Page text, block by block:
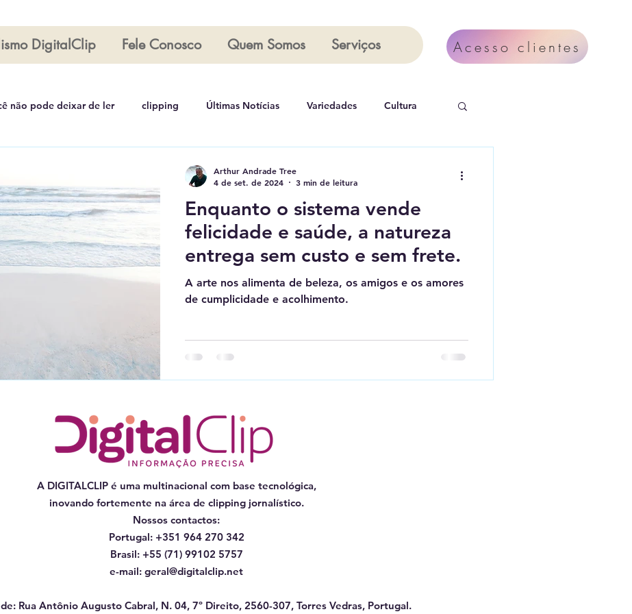
DigitalClip Fele Conosco Quem Somos Serviços Acesso clientes
não pode deixar de ler clipping Últimas Notícias Variedades Cultura
Enquanto o sistema vende
felicidade e saúde, a natureza
entrega sem custo e sem frete.
A arte nos alimenta de beleza, os amigos e os amores
de cumplicidade e acolhimento.
Arthur Andrade Tree
4 de set. de 2024
3 min de leitura
A DIGITALCLIP é uma multinacional com base tecnológica,
inovando fortemente na área de clipping jornalístico.
Nossos contactos:
Portugal: +351 964 270 342
Brasil: +55 (71) 99102 5757
e-mail: geral@digitalclip.net
Rua Antônio Augusto Cabral, N. 04, 7º Direito, 2560-307, Torres Vedras, Portugal.